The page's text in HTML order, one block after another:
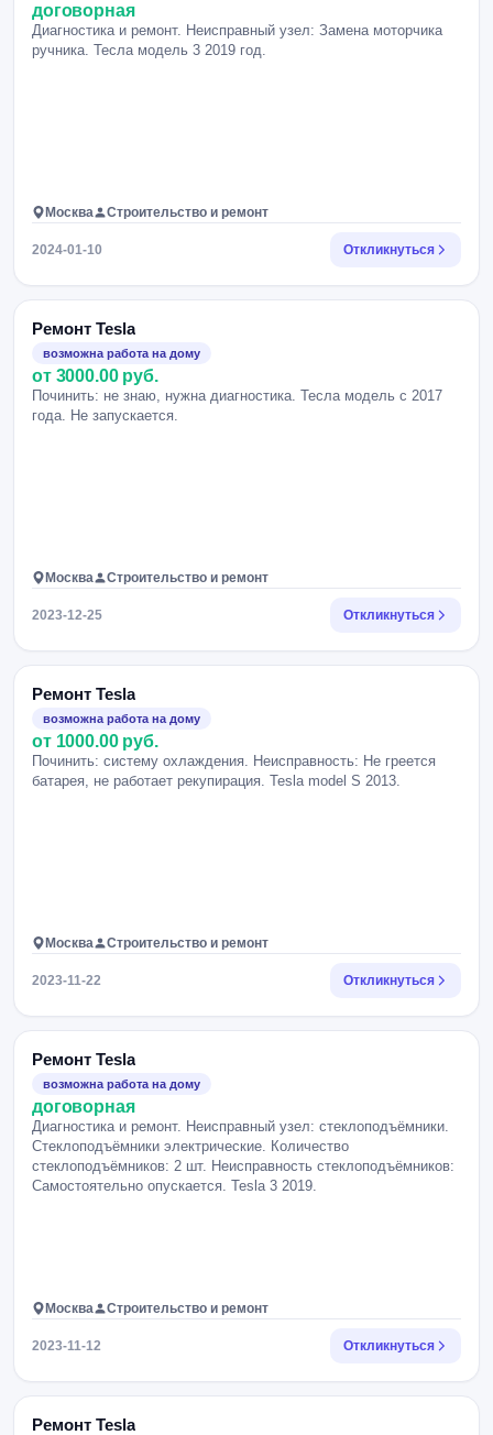
договорная
Диагностика и ремонт. Неисправный узел: Замена моторчика
ручника. Тесла модель 3 2019 год.
Москва Строительство и ремонт
2024-01-10 Откликнуться
Ремонт Tesla
возможна работа на дому
от 3000.00 руб.
Починить: не знаю, нужна диагностика. Тесла модель с 2017
года. Не запускается.
Москва Строительство и ремонт
2023-12-25 Откликнуться
Ремонт Tesla
возможна работа на дому
от 1000.00 руб.
Починить: систему охлаждения. Неисправность: Не греется
батарея, не работает рекупирация. Tesla model S 2013.
Москва Строительство и ремонт
2023-11-22 Откликнуться
Ремонт Tesla
возможна работа на дому
договорная
Диагностика и ремонт. Неисправный узел: стеклоподъёмники.
Стеклоподъёмники электрические. Количество
стеклоподъёмников: 2 шт. Неисправность стеклоподъёмников:
Самостоятельно опускается. Tesla 3 2019.
Москва Строительство и ремонт
2023-11-12 Откликнуться
Ремонт Tesla